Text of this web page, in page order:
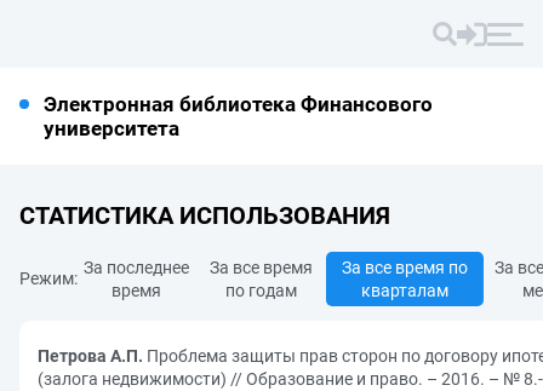
Электронная библиотека Финансового
университета
СТАТИСТИКА ИСПОЛЬЗОВАНИЯ
Режим:
За последнее
время
За все время
по годам
За все время по
кварталам
За
Петрова А.П. Проблема защиты прав сторон по договору
(залога недвижимости) // Образование и право. – 2016. – №